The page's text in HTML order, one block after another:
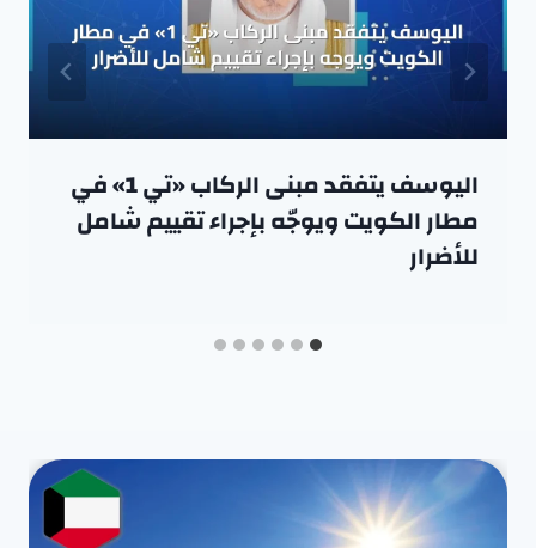
اليوسف يتفقد مبنى الركاب «تي 1» في
مطار الكويت ويوجّه بإجراء تقييم شامل
للأضرار